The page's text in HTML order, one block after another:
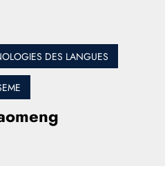
DES LANGUES